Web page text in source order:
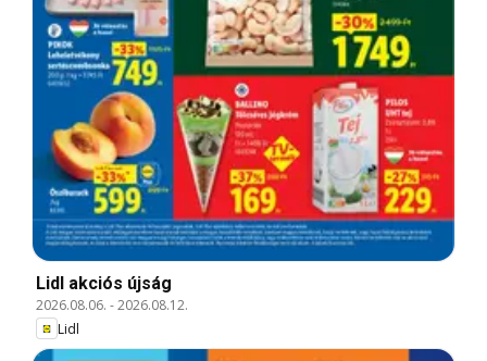
Lidl akciós újság
2026.08.06. -2026.08.12.
Lidl